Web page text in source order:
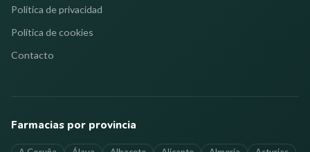
Política de privacidad
Política de cookies
Contacto
Farmacias por provincia